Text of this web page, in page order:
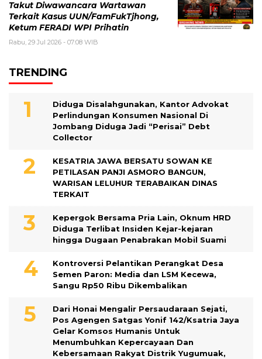
Takut Diwawancara Wartawan
Terkait Kasus UUN/FamFukTjhong,
Ketum FERADI WPI Prihatin
Rabu, 29 Jul 2026 - 07:08 WIB
TRENDING
Diduga Disalahgunakan, Kantor Advokat
Perlindungan Konsumen Nasional Di
Jombang Diduga Jadi “Perisai” Debt
Collector
KESATRIA JAWA BERSATU SOWAN KE
PETILASAN PANJI ASMORO BANGUN,
WARISAN LELUHUR TERABAIKAN DINAS
TERKAIT
Kepergok Bersama Pria Lain, Oknum HRD
Diduga Terlibat Insiden Kejar-kejaran
hingga Dugaan Penabrakan Mobil Suami
Kontroversi Pelantikan Perangkat Desa
Semen Paron: Media dan LSM Kecewa,
Sangu Rp50 Ribu Dikembalikan
Dari Honai Mengalir Persaudaraan Sejati,
Pos Agengen Satgas Yonif 142/Ksatria Jaya
Gelar Komsos Humanis Untuk
Menumbuhkan Kepercayaan Dan
Kebersamaan Rakyat Distrik Yugumuak,